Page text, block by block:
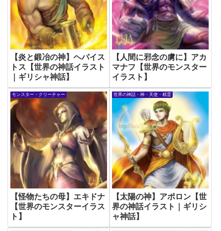
【炎と鍛冶の神】ヘパイス
トス【世界の神話イラスト
｜ギリシャ神話】
【人間に邪念の虜に】アカ
マナフ【世界のモンスター
イラスト】
モンスター・クリーチャー
【怪物たちの母】エキドナ
【世界のモンスターイラス
ト】
世界の神話・神・天使・精霊
【太陽の神】アポロン【世
界の神話イラスト｜ギリシ
ャ神話】